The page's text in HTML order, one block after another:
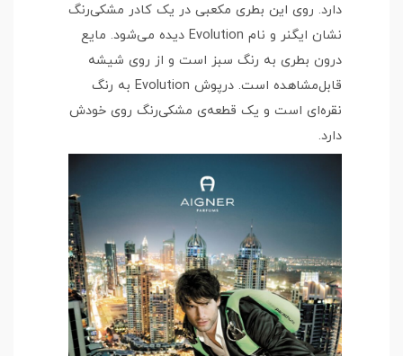
دارد. روی این بطری مکعبی در یک کادر مشکی‌رنگ
نشان ایگنر و نام Evolution دیده می‌شود. مایع
درون بطری به رنگ سبز است و از روی شیشه
قابل‌مشاهده است. درپوش Evolution به رنگ
نقره‌ای است و یک قطعه‌ی مشکی‌رنگ روی خودش
دارد.